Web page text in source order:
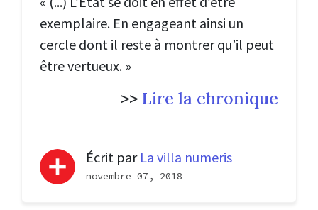
exemplaire. En engageant ainsi un
cercle dont il reste à montrer qu’il peut
être vertueux. »
>> Lire la chronique
Écrit par La villa numeris
novembre 07, 2018